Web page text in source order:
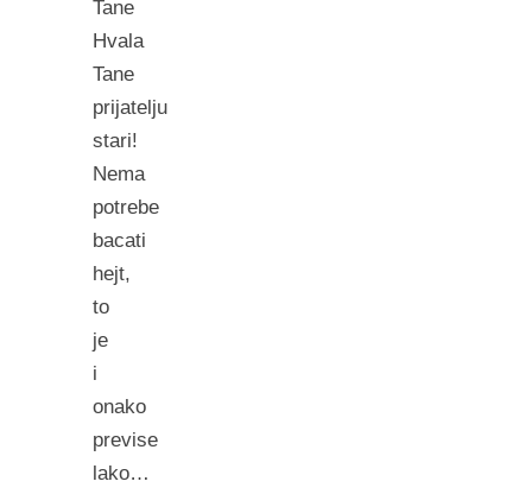
Tane
Hvala
Tane
prijatelju
stari!
Nema
potrebe
bacati
hejt,
to
je
i
onako
previse
lako…